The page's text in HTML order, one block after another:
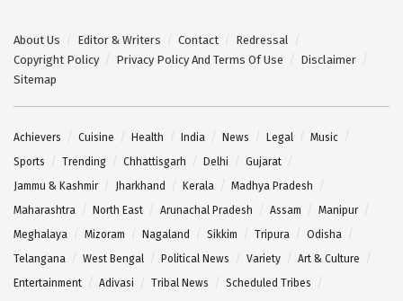
About Us Editor & Writers Contact
Redressal
Copyright Policy
Privacy Policy And Terms Of Use
Disclaimer
Sitemap
Achievers Cuisine Health India News Legal
Music
Sports
Trending Chhattisgarh Delhi
Gujarat
Jammu & Kashmir
Jharkhand Kerala
Madhya Pradesh
Maharashtra
North East Arunachal Pradesh Assam
Manipur
Meghalaya
Mizoram Nagaland Sikkim Tripura
Odisha
Telangana
West Bengal Political News Variety
Art & Culture
Entertainment
Adivasi Tribal News Scheduled Tribes